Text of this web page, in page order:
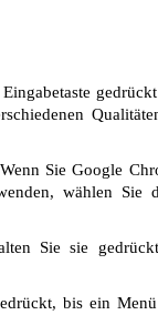
Sie Google
wählen Sie
Sie sie
bis ein